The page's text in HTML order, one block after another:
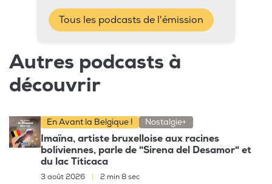
Tous les podcasts de l'émission
Autres podcasts à
découvrir
En Avant la Belgique ! Nostalgie+
Imaïna, artiste bruxelloise aux racines
boliviennes, parle de "Sirena del Desamor" et
du lac Titicaca
3 août 2026 2 min 8 sec